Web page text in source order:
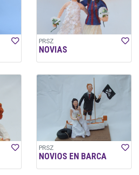
PRSZ
NOVIAS
PRSZ
NOVIOS EN BARCA